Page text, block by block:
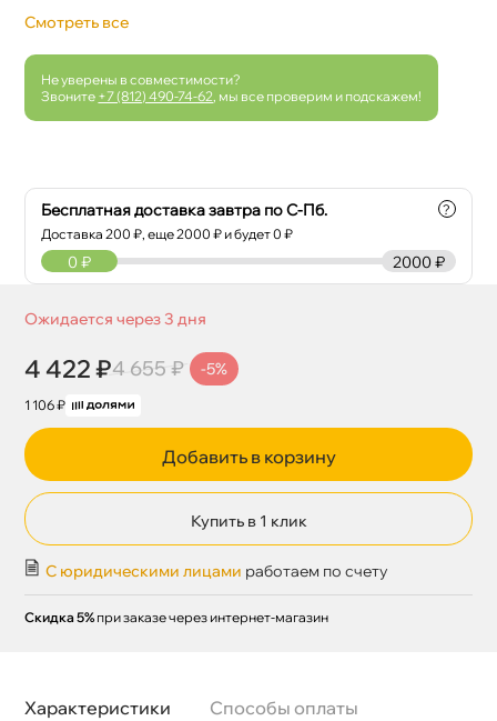
Смотреть все
Не уверены в совместимости?
Звоните +7 (812) 490-74-62 , мы все проверим и подскажем!
Бесплатная доставка завтра по С-Пб.
Доставка200 ₽, еще2000 ₽ и будет 0 ₽
?
2000 ₽
0 ₽
Ожидается через 3 дня
4 422 ₽4 655 ₽ -5%
1 106 ₽
Добавить в корзину
Купить в 1 клик
С юридическими лицами работаем по счету
Скидка 5% при заказе через интернет-магазин
Характеристики Способы оплаты